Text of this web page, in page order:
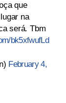
que
na
será. Tbm
bk5xfwufLd
February 4,